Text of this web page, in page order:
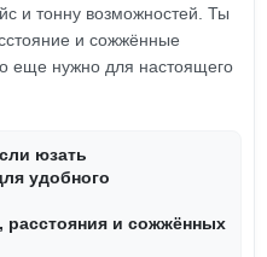
и тонну возможностей. Ты
и сожжённые
еще нужно для настоящего
юзать
удобного
расстояния и сожжённых